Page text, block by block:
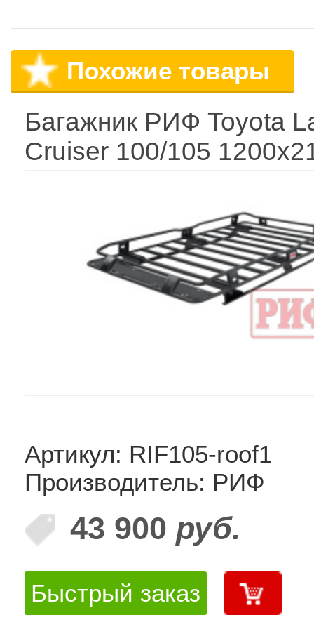
Похожие товары
Багажник РИФ Toyota
Cruiser 100/105
Артикул: RIF105-roof1
Производитель: РИФ
43 900 руб.
Быстрый заказ